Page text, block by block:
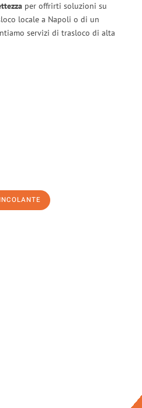
per offrirti soluzioni su
locale a Napoli o di un
servizi di trasloco di alta